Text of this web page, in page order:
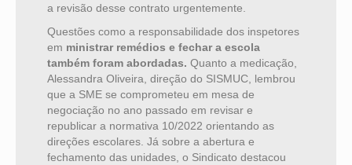
a revisão desse contrato urgentemente.
Questões como a responsabilidade dos inspetores
em ministrar remédios e fechar a escola
também foram abordadas. Quanto a medicação,
Alessandra Oliveira, direção do SISMUC, lembrou
que a SME se comprometeu em mesa de
negociação no ano passado em revisar e
republicar a normativa 10/2022 orientando as
direções escolares. Já sobre a abertura e
fechamento das unidades, o Sindicato destacou